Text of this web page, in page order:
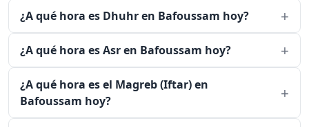
¿A qué hora es Dhuhr en Bafoussam hoy?
¿A qué hora es Asr en Bafoussam hoy?
¿A qué hora es el Magreb (Iftar) en
Bafoussam hoy?